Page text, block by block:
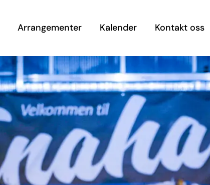
Arrangementer Kalender Kontakt oss